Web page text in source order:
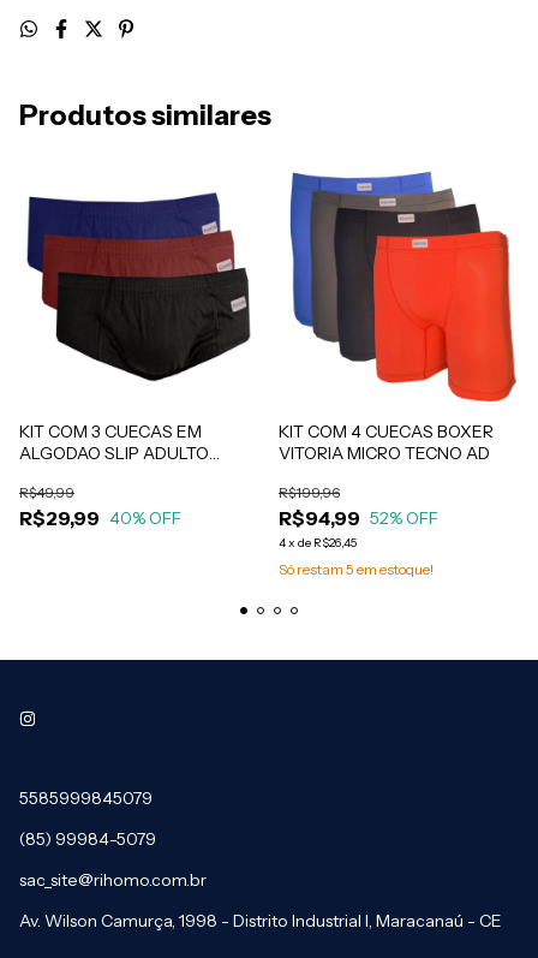
Produtos similares
KIT COM 3 CUECAS EM
ALGODAO SLIP ADULTO
R$29,99
R$49,99
40% OFF
KIT COM 4 CUECAS BOXER
VITORIA MICRO TECNO AD
R$94,99
R$199,96
52% OFF
4x de R$26,45
Só restam 5 em estoque!
5585999845079
(85) 99984-5079
sac_site@rihomo.com.br
Av. Wilson Camurça, 1998 - Distrito Industrial I, Maracanaú - CE